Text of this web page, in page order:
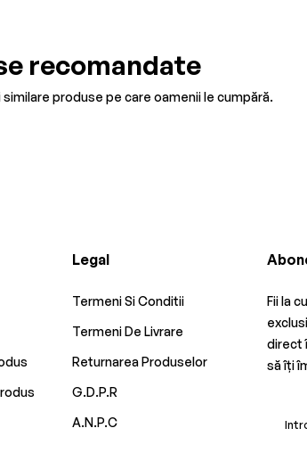
recomandate
produse pe care oamenii le cumpără.
Legal
Termeni Si Conditii
Termeni De Livrare
Returnarea Produselor
G.D.P.R
A.N.P.C
Fii la
direct
să îți